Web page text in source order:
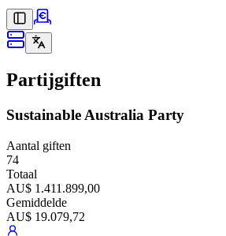
Partijgiften
Sustainable Australia Party
Aantal giften
74
Totaal
AU$ 1.411.899,00
Gemiddelde
AU$ 19.079,72